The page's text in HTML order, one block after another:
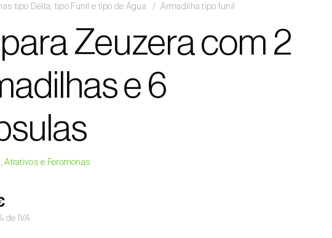
tipo Delta, tipo Funil e tipo de Água
Armadilha tipo funil
Zeuzera com 2
e 6
Atrativos e Feromonas
de IVA